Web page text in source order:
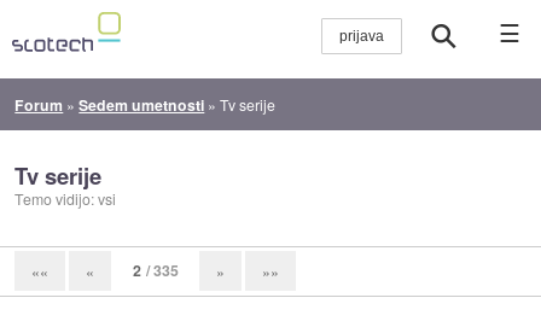
☰
Forum »Sedem umetnosti »Tv serije
Tv serije
Temo vidijo: vsi
«« « 2 / 335 » »»